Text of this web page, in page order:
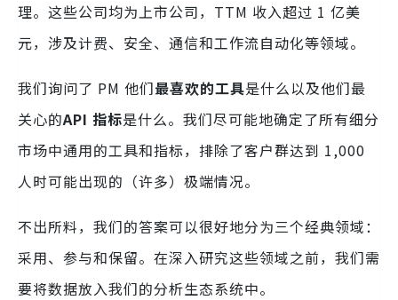
理。这些公司均为上市公司，TTM 收入超过 1 亿美
元，涉及计费、安全、通信和工作流自动化等领域。
我们询问了 PM 他们最喜欢的工具是什么以及他们最
关心的API 指标是什么。我们尽可能地确定了所有细分
市场中通用的工具和指标，排除了客户群达到 1,000
人时可能出现的（许多）极端情况。
不出所料，我们的答案可以很好地分为三个经典领域：
采用、参与和保留。在深入研究这些领域之前，我们需
要将数据放入我们的分析生态系统中。